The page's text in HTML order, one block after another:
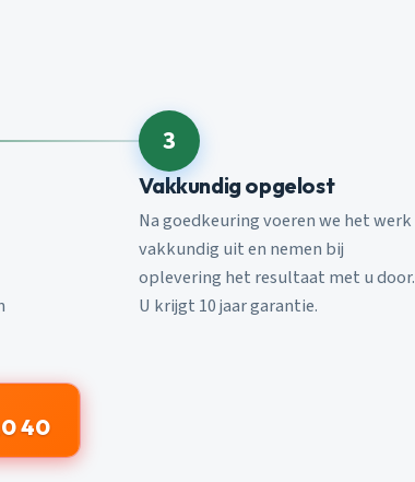
3
Vakkundig opgelost
Na goedkeuring voeren we het werk
vakkundig uit en nemen bij
oplevering het resultaat met u door.
U krijgt 10 jaar garantie.
40